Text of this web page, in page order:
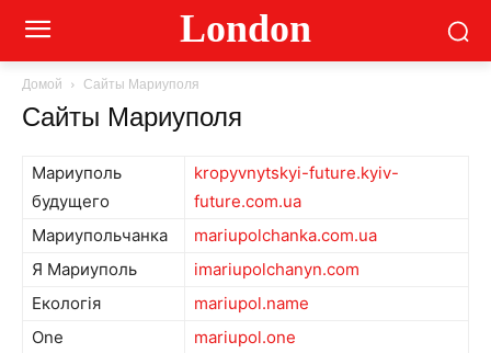
London
Домой Сайты Мариуполя
Сайты Мариуполя
Мариуполь
будущего
kropyvnytskyi-future.kyiv-
future.com.ua
Мариупольчанка
mariupolchanka.com.ua
Я Мариуполь
imariupolchanyn.com
Екологія
mariupol.name
One
mariupol.one